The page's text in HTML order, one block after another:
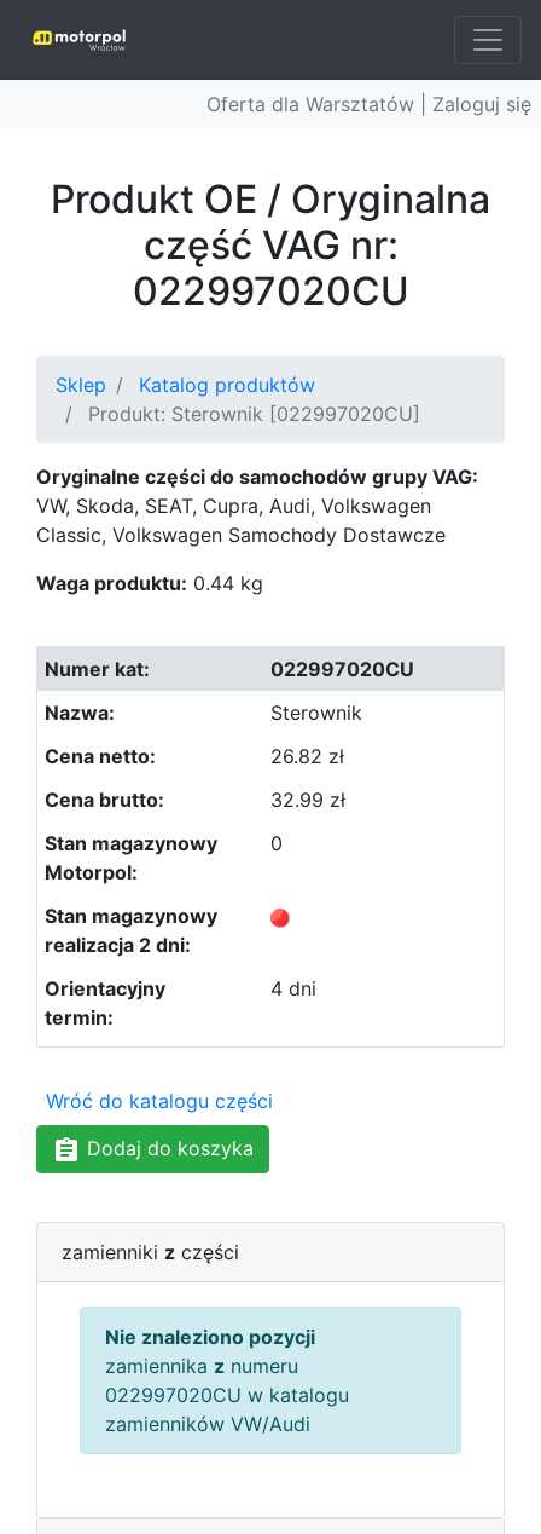
Oferta dla Warsztatów | Zaloguj się
Produkt OE / Oryginalna
część VAG nr:
022997020CU
Sklep
Katalog produktów
Produkt: Sterownik [022997020CU]
Oryginalne części do samochodów grupy VAG:
VW, Skoda, SEAT, Cupra, Audi, Volkswagen
Classic, Volkswagen Samochody Dostawcze
Waga produktu: 0.44 kg
022997020CU
Sterownik
26.82 zł
32.99 zł
0
4 dni
Wróć do katalogu części
Dodaj do koszyka
zamienniki z części
Nie znaleziono pozycji
zamiennika z numeru
022997020CU w katalogu
zamienników VW/Audi